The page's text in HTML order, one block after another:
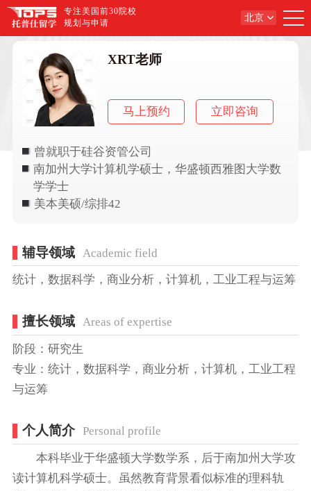
专注美国前30院校
规划与申请
北京
XRT老师
马上预约 立即咨询
曾就职于硅谷资管公司
南加州大学计算机学硕士，华盛顿西雅图大学数
学学士
美本美硕/综排42
辅导领域 Academic field
统计，数据科学，商业分析，计算机，工业工程与运筹
擅长领域 Areas of expertise
阶段：研究生
专业：统计，数据科学，商业分析，计算机，工业工程
与运筹
个人简介 Personal profile
本科毕业于华盛顿大学数学系，后于南加州大学攻
读计算机科学硕士。虽然教育背景看似标准的理科轨